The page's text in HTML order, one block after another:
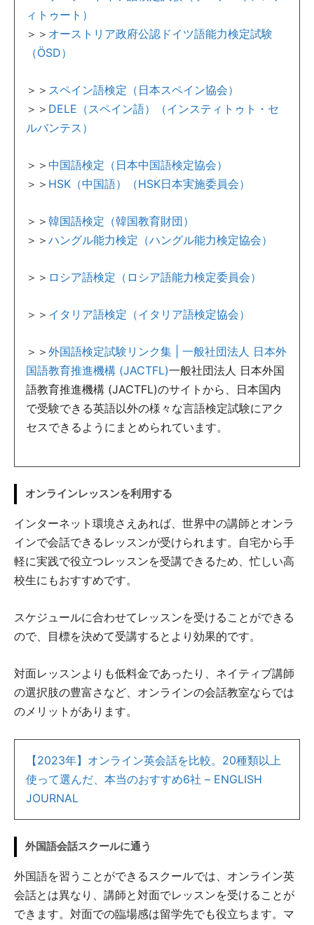
ィトゥート）
＞＞ オーストリア政府公認ドイツ語能力検定試験
（ÖSD）
＞＞ スペイン語検定（日本スペイン協会）
＞＞ DELE（スペイン語）（インスティトゥト・セ
ルバンテス）
＞＞ 中国語検定（日本中国語検定協会）
＞＞ HSK（中国語）（HSK日本実施委員会）
＞＞ 韓国語検定（韓国教育財団）
＞＞ ハングル能力検定（ハングル能力検定協会）
＞＞ ロシア語検定（ロシア語能力検定委員会）
＞＞ イタリア語検定（イタリア語検定協会）
＞＞ 外国語検定試験リンク集 | 一般社団法人 日本外
国語教育推進機構 (JACTFL)一般社団法人 日本外国
語教育推進機構 (JACTFL)のサイトから、日本国内
で受験できる英語以外の様々な言語検定試験にアク
セスできるようにまとめられています。
オンラインレッスンを利用する
インターネット環境さえあれば、世界中の講師とオンラ
インで会話できるレッスンが受けられます。自宅から手
軽に実践で役立つレッスンを受講できるため、忙しい高
校生にもおすすめです。
スケジュールに合わせてレッスンを受けることができる
ので、目標を決めて受講するとより効果的です。
対面レッスンよりも低料金であったり、ネイティブ講師
の選択肢の豊富さなど、オンラインの会話教室ならでは
のメリットがあります。
【2023年】オンライン英会話を比較。20種類以上
使って選んだ、本当のおすすめ6社 – ENGLISH
JOURNAL
外国語会話スクールに通う
外国語を習うことができるスクールでは、オンライン英
会話とは異なり、講師と対面でレッスンを受けることが
できます。対面での臨場感は留学先でも役立ちます。マ